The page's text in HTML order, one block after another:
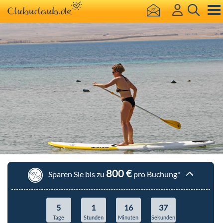
Sparen Sie bis zu 800 € pro Buchung*
Pauschalreisen Hotel